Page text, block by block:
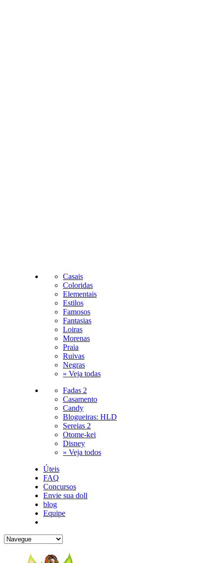
Casais
Coloridas
Elementais
Estilos
Famosos
Fantasias
Loiras
Morenas
Praia
Ruivas
Negras
» Veja todas
Fadas 2
Casamento
Candy
Blogueiras: HLD
Sereias 2
Otome-kei
Disney
» Veja todos
Úteis
FAQ
Concursos
Envie sua doll
blog
Equipe